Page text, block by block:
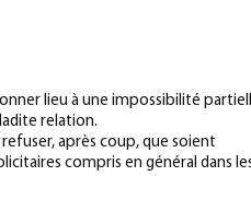
lieu à une impossibilité
relation.
après coup, que soient
compris en général dans